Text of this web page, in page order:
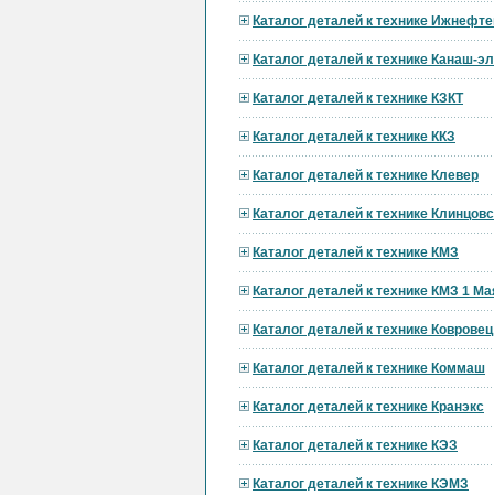
Каталог деталей к технике
Каталог деталей к технике Канаш-
Каталог деталей к технике КЗКТ
Каталог деталей к технике ККЗ
Каталог деталей к технике Клевер
Каталог деталей к технике
Каталог деталей к технике КМЗ
Каталог деталей к технике КМЗ 1
Каталог деталей к технике Ковровец
Каталог деталей к технике Коммаш
Каталог деталей к технике Кранэкс
Каталог деталей к технике КЭЗ
Каталог деталей к технике КЭМЗ